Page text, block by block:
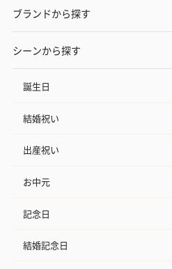
ブランドから探す
シーンから探す
誕生日
結婚祝い
出産祝い
お中元
記念日
結婚記念日